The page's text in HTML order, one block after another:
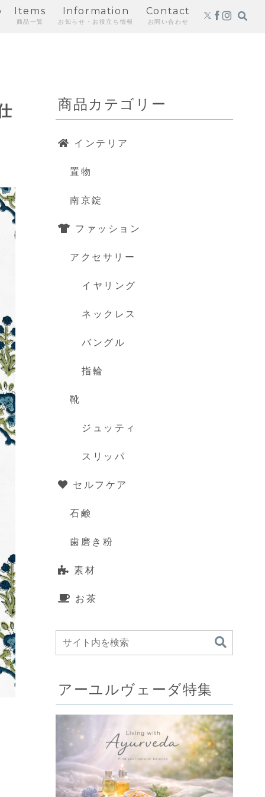
Items
商品一覧
Information
お知らせ・お役立ち情報
Contact
お問い合わせ
商品カテゴリー
インテリア
置物
南京錠
ファッション
アクセサリー
イヤリング
ネックレス
バングル
指輪
靴
ジュッティ
スリッパ
セルフケア
石鹸
歯磨き粉
素材
お茶
アーユルヴェーダ特集